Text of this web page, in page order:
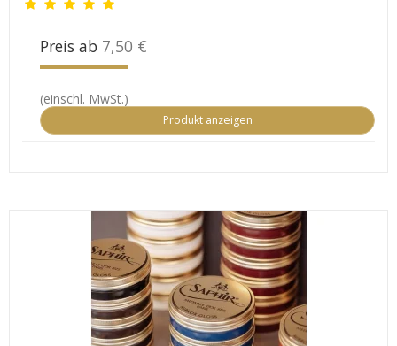
Preis ab 7,50 €
(einschl. MwSt.)
Produkt anzeigen